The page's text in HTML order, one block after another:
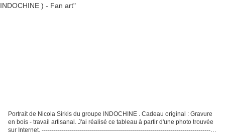
Portrait de Nicola Sirkis du groupe INDOCHINE . Cadeau original : Gravure
en bois - travail artisanal. J'ai réalisé ce tableau à partir d'une photo trouvée
sur Internet. ---------------------------------------------------------------------------------------